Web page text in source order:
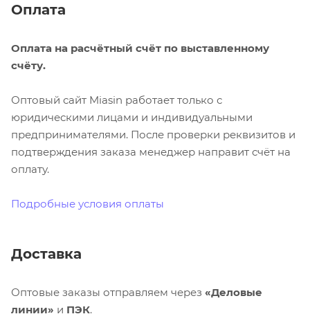
Оплата
Оплата на расчётный счёт по выставленному
счёту.
Оптовый сайт Miasin работает только с
юридическими лицами и индивидуальными
предпринимателями. После проверки реквизитов и
подтверждения заказа менеджер направит счёт на
оплату.
Подробные условия оплаты
Доставка
Оптовые заказы отправляем через «Деловые
линии» и ПЭК.